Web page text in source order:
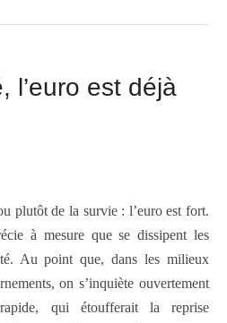
l’euro est déjà
plutôt de la survie : l’euro est fort.
à mesure que se dissipent les
Au point que, dans les milieux
on s’inquiète ouvertement
qui étoufferait la reprise